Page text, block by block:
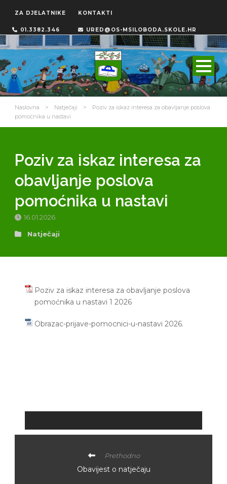
ZA DJELATNIKE KONTAKTI
01.3382.346 URED@OS-MSILOBODA.SKOLE.HR
Naslovna > Natječaji >
Poziv za iskaz interesa za obavljanje poslova
pomoćnika u nastavi
Poziv za iskaz interesa za
obavljanje poslova
pomoćnika u nastavi
16.01.2026.
Natječaji
Poziv za iskaz interesa za obavljanje poslova
pomoćnika u nastavi 1 2026
Obrazac-prijave-pomocnici-u-nastavi 2026.
Prethodno
Obavijest o natječaju